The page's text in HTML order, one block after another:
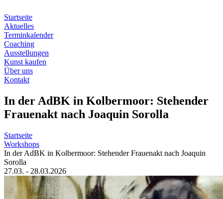
Inhalt
springen
Startseite
Aktuelles
Terminkalender
Coaching
Ausstellungen
Kunst kaufen
Über uns
Kontakt
In der AdBK in Kolbermoor: Stehender
Frauenakt nach Joaquin Sorolla
Startseite
Workshops
In der AdBK in Kolbermoor: Stehender Frauenakt nach Joaquin
Sorolla
27.03. - 28.03.2026